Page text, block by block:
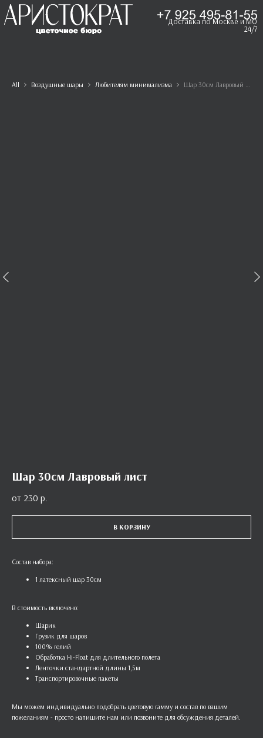
Доставка по Москве и МО
24/7
All Воздушные шары Любителям минимализма Шар 30см Лавровый лист
Шар 30см Лавровый лист
230 р.
В КОРЗИНУ
Состав набора:
1 латексный шар 30см
В стоимость включено:
Шарик
Грузик для шаров
100% гелий
Обработка Hi-Float для длительного полета
Ленточки стандартной длины 1,5м
Транспортировочные пакеты
Мы можем индивидуально подобрать цветовую гамму и состав по вашим
пожеланиям - просто напишите нам или позвоните для обсуждения деталей.